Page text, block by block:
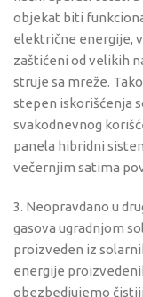
objekat biti
električne energije,
zaštićeni od velikih
struje sa mreže.
stepen iskorišćenja
svakodnevnog
panela hibridni
večernjim satima
3. Neopravdano u
gasova ugradnjom
proizveden iz
energije
obezbedjujemo čistiji